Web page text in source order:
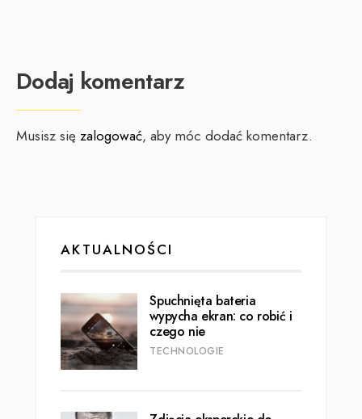
Dodaj komentarz
Musisz się zalogować, aby móc dodać komentarz.
AKTUALNOŚCI
Spuchnięta bateria
wypycha ekran: co robić i
czego nie
TECHNOLOGIE